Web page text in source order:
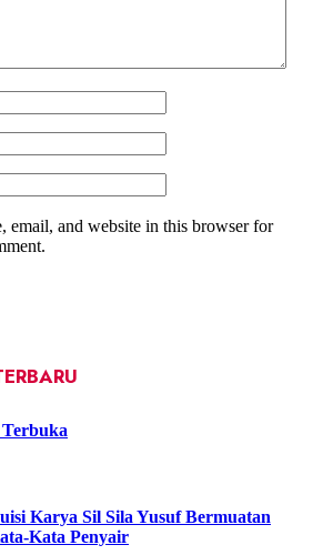
email, and website in this browser for
Karya Sil Sila Yusuf Bermuatan
Kata Penyair